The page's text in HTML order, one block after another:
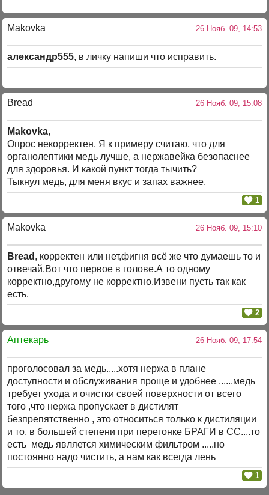
Makovka 26 Нояб. 09, 14:53
александр555, в личку напиши что исправить.
Bread 26 Нояб. 09, 15:08
Makovka,
Опрос некорректен. Я к примеру считаю, что для
органолептики медь лучше, а нержавейка безопаснее
для здоровья. И какой пункт тогда тычить?
Тыкнул медь, для меня вкус и запах важнее.
1
Makovka 26 Нояб. 09, 15:10
Bread , корректен или нет,фигня всё же что думаешь то и
отвечай.Вот что первое в голове.А то одному
корректно,другому не корректно.Извени пусть так как
есть.
2
Аптекарь 26 Нояб. 09, 17:54
проголосовал за медь.....хотя нержа в плане
доступности и обслуживания проще и удобнее ......медь
требует ухода и очистки своей поверхности от всего
того ,что нержа пропускает в дистилят
безпрепятственно , это относиться только к дистиляции
и то, в большей степени при перегонке БРАГИ в СС....то
есть медь является химическим фильтром .....но
постоянно надо чистить, а нам как всегда лень
1